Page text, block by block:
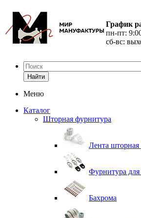
График
пн-пт:
сб-вс:
Найти
Меню
Каталог
Шторная фурнитура
Лента шторная
Фурнитура для
Бахрома